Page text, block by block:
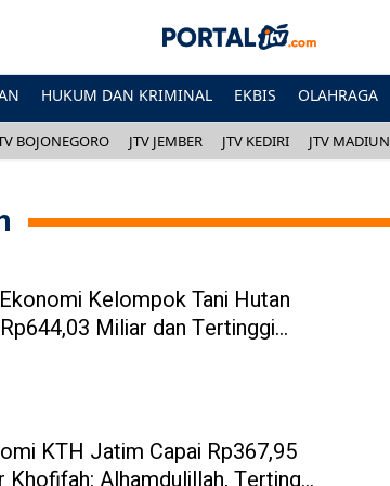
HUKUM DAN KRIMINAL EKBIS OLAHRAGA
BOJONEGORO JTV JEMBER JTV KEDIRI JTV MADIUN
Kelompok Tani Hutan
Miliar dan Tertinggi
KTH Jatim Capai Rp367,95